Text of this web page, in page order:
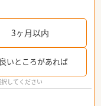
3ヶ月以内
良いところがあれば
してください